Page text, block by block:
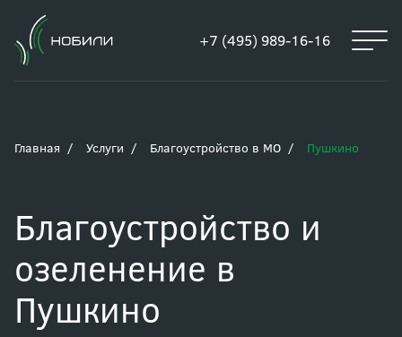
+7 (495) 989-16-16
Главная Услуги Благоустройство в МО Пушкино
Благоустройство и
озеленение в
Пушкино